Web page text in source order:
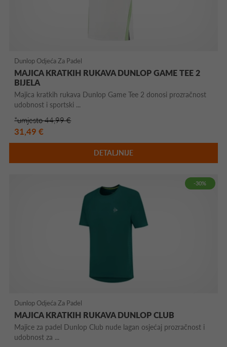
Dunlop Odjeća Za Padel
MAJICA KRATKIH RUKAVA DUNLOP GAME TEE 2
BIJELA
Majica kratkih rukava Dunlop Game Tee 2 donosi prozračnost
udobnost i sportski ...
*umjesto 44,99 €
31,49 €
DETALJNIJE
-30%
Dunlop Odjeća Za Padel
MAJICA KRATKIH RUKAVA DUNLOP CLUB
Majice za padel Dunlop Club nude lagan osjećaj prozračnost i
udobnost za ...